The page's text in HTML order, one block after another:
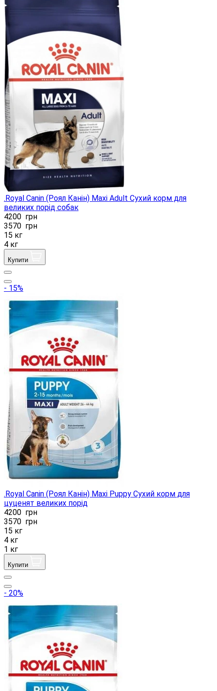
.Royal Canin (Роял Канін) Maxi Adult Сухий корм для
великих порід собак
4200 грн
3570 грн
15 кг
4 кг
Купити
- 15%
.Royal Canin (Роял Канін) Maxi Puppy Сухий корм для
цуценят великих порід
4200 грн
3570 грн
15 кг
4 кг
1 кг
Купити
- 20%